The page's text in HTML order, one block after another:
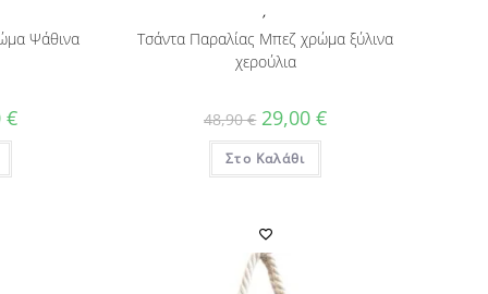
Ψάθινα
€Η
τρέχουσα
,
Τσάντα Παραλίας Μπεζ χρώμα ξύλινα
χερούλια
48,90€ Original
price
was:
48,90 €.
29,00€Η
τρέχουσα
Στο Καλάθι